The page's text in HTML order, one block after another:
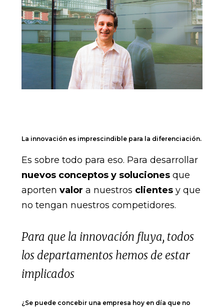
La innovación es imprescindible para la diferenciación.
Es sobre todo para eso. Para desarrollar
nuevos conceptos y solucionesque
aporten valor a nuestros clientesy que
no tengan nuestros competidores.
Para que la innovación fluya, todos
los departamentos hemos de estar
implicados
¿Se puede concebir una empresa hoy en día que no